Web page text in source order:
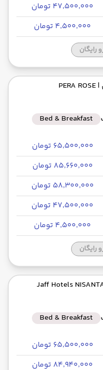
۴۷٬۵۰۰٬۰۰۰ تومان
۴٬۵۰۰٬۰۰۰ تومان
رایگان
| PERA ROSE
Bed & Breakfast
۶۵٬۵۰۰٬۰۰۰ تومان
۸۵٬۶۶۰٬۰۰۰ تومان
۵۸٬۳۰۰٬۰۰۰ تومان
۴۷٬۵۰۰٬۰۰۰ تومان
۴٬۵۰۰٬۰۰۰ تومان
رایگان
Bed & Breakfast
۶۵٬۵۰۰٬۰۰۰ تومان
۸۴٬۹۴۰٬۰۰۰ تومان